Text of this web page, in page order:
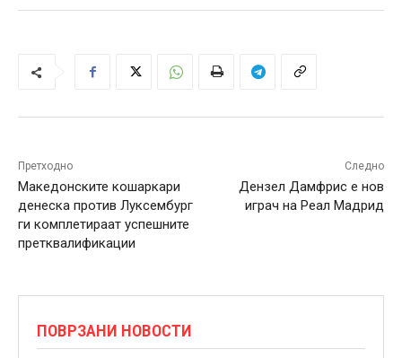
Претходно
Македонските кошаркари
денеска против Луксембург
ги комплетираат успешните
претквалификации
Следно
Дензел Дамфрис е нов
играч на Реал Мадрид
ПОВРЗАНИ НОВОСТИ